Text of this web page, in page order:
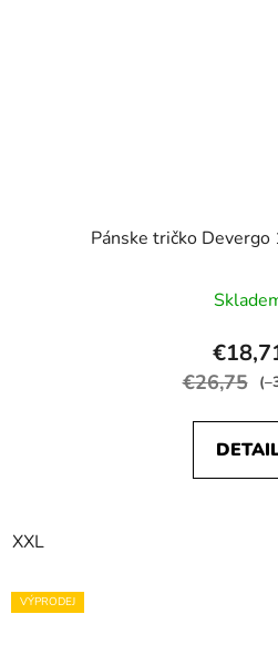
Pánske tričko
€26,75
XXL
VÝPRODEJ